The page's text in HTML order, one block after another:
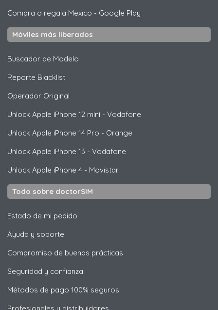
Compra o regala Mexico - Google Play
Móviles más liberados
Buscador de Modelo
Reporte Blacklist
Operador Original
Unlock Apple iPhone 12 mini - Vodafone
Unlock Apple iPhone 14 Pro - Orange
Unlock Apple iPhone 13 - Vodafone
Unlock Apple iPhone 4 - Movistar
Todo sobre doctorSIM
Estado de mi pedido
Ayuda y soporte
Compromiso de buenas prácticas
Seguridad y confianza
Métodos de pago 100% seguros